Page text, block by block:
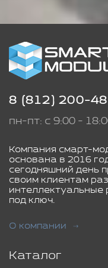
8 (812) 200-
пн-пт: с 9:00 -
Компания смарт-
основана в 2016
сегодняшний день
своим клиентам
интеллектуальные
под ключ.
О компании
Каталог